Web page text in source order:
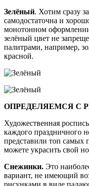
Зелёный. Хотим сразу
самодостаточна и
монотонном
зелёный цвет не
палитрами, например,
красной.
ОПРЕДЕЛЯЕМСЯ С
Художественная
каждого праздничного
представили топ самых
можете украсить свой
Снежинки. Это
вариант, не имеющий
рисунками в виде